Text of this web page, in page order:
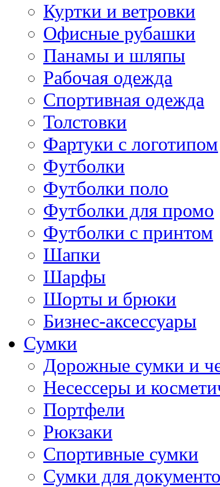
Куртки и ветровки
Офисные рубашки
Панамы и шляпы
Рабочая одежда
Спортивная одежда
Толстовки
Фартуки с логотипом
Футболки
Футболки поло
Футболки для промо
Футболки с принтом
Шапки
Шарфы
Шорты и брюки
Бизнес-аксессуары
Сумки
Дорожные сумки и
Несессеры и
Портфели
Рюкзаки
Спортивные сумки
Сумки для